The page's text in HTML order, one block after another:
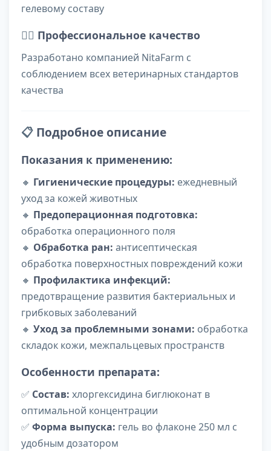
гелевому составу
👨‍⚕️ Профессиональное качество
Разработано компанией NitaFarm с
соблюдением всех ветеринарных стандартов
качества
📋 Подробное описание
Показания к применению:
🔸 Гигиенические процедуры: ежедневный
уход за кожей животных
🔸 Предоперационная подготовка:
обработка операционного поля
🔸 Обработка ран: антисептическая
обработка поверхностных повреждений кожи
🔸 Профилактика инфекций:
предотвращение развития бактериальных и
грибковых заболеваний
🔸 Уход за проблемными зонами: обработка
складок кожи, межпальцевых пространств
Особенности препарата:
✅ Состав: хлоргексидина биглюконат в
оптимальной концентрации
✅ Форма выпуска: гель во флаконе 250 мл с
удобным дозатором